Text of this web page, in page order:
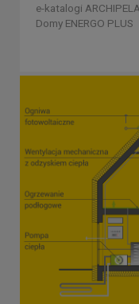
e-katalogi
Domy ENERGO PLUS